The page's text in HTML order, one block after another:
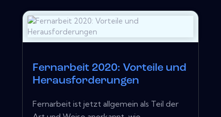
Fernarbeit 2020: Vorteile und
Herausforderungen
Fernarbeit ist jetzt allgemein als Teil der